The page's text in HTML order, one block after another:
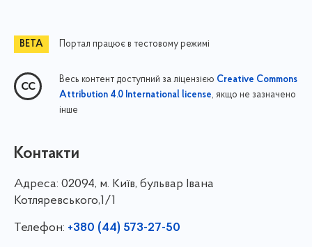
Портал працює в тестовому режимі
Весь контент доступний за ліцензією Creative Commons
Attribution 4.0 International license, якщо не зазначено
інше
Контакти
Адреса: 02094, м. Київ, бульвар Івана
Котляревського,1/1
Телефон: +380 (44) 573-27-50